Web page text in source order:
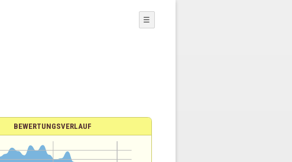
☰
BEWERTUNGSVERLAUF